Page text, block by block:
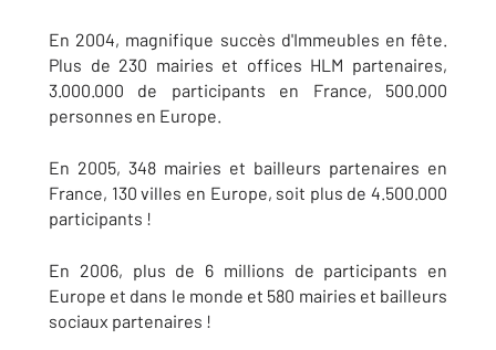
En 2004, magnifique succès d'Immeubles en fête.
Plus de 230 mairies et offices HLM partenaires,
3.000.000 de participants en France, 500.000
personnes en Europe.
En 2005, 348 mairies et bailleurs partenaires en
France, 130 villes en Europe, soit plus de 4.500.000
participants !
En 2006, plus de 6 millions de participants en
Europe et dans le monde et 580 mairies et bailleurs
sociaux partenaires !